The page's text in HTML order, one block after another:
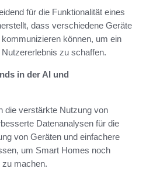
für die Funktionalität eines
dass verschiedene Geräte
können, um ein
zu schaffen.
in der AI und
die verstärkte Nutzung von
Datenanalysen für die
von Geräten und einfachere
um Smart Homes noch
zu machen.